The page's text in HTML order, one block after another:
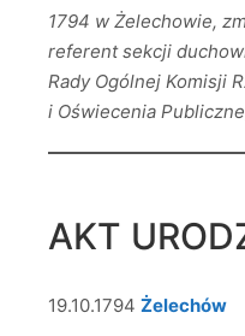
1794 w Żelechowie,
referent sekcji
Rady Ogólnej Komisji
i Oświecenia
AKT
19.10.1794 Żelechów